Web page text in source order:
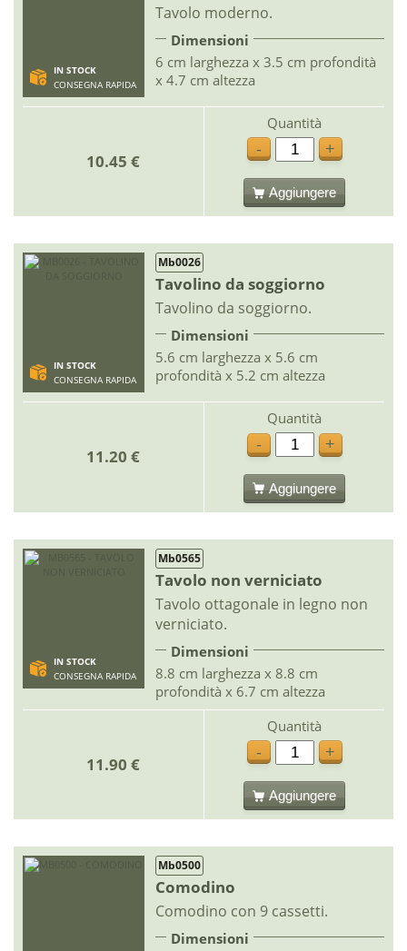
IN STOCK
CONSEGNA RAPIDA
Tavolo moderno.
Dimensioni
6 cm larghezza x 3.5 cm profondità
x 4.7 cm altezza
10.45 €
Quantità
-
+
Aggiungere
IN STOCK
CONSEGNA RAPIDA
Mb0026
Tavolino da soggiorno
Tavolino da soggiorno.
Dimensioni
5.6 cm larghezza x 5.6 cm
profondità x 5.2 cm altezza
11.20 €
Quantità
-
+
Aggiungere
IN STOCK
CONSEGNA RAPIDA
Mb0565
Tavolo non verniciato
Tavolo ottagonale in legno non
verniciato.
Dimensioni
8.8 cm larghezza x 8.8 cm
profondità x 6.7 cm altezza
11.90 €
Quantità
-
+
Aggiungere
Mb0500
Comodino
Comodino con 9 cassetti.
Dimensioni